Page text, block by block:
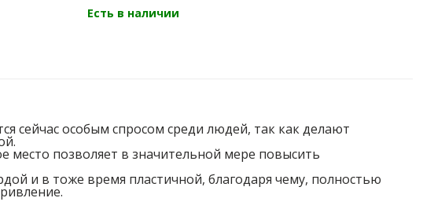
Есть в наличии
сейчас особым спросом среди людей, так как делают
место позволяет в значительной мере повысить
и в тоже время пластичной, благодаря чему, полностью